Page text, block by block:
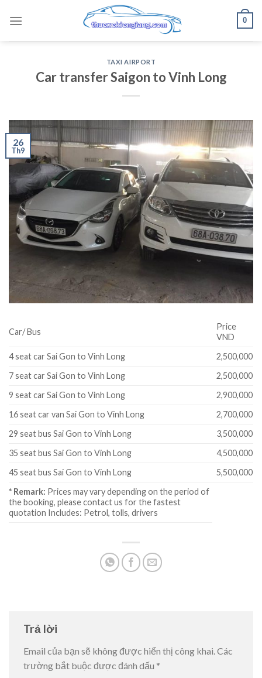
0
TAXI AIRPORT
Car transfer Saigon to Vinh Long
26
Th9
Car/ Bus
Price
VND
4 seat car Sai Gon to Vinh Long
2,500,000
7 seat car Sai Gon to Vinh Long
2,500,000
9 seat car Sai Gon to Vinh Long
2,900,000
16 seat car van Sai Gon to Vinh Long
2,700,000
29 seat bus Sai Gon to Vinh Long
3,500,000
35 seat bus Sai Gon to Vinh Long
4,500,000
45 seat bus Sai Gon to Vinh Long
5,500,000
* Remark: Prices may vary depending on the period of
the booking, please contact us for the fastest
quotation Includes: Petrol, tolls, drivers
Trả lời
Email của bạn sẽ không được hiển thị công khai.Các
trường bắt buộc được đánh dấu *